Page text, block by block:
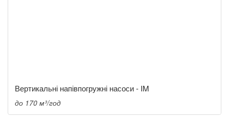
Вертикальні напівпогружні насоси - IM
до 170 м³/год